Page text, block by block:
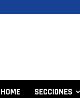
HOME SECCIONES